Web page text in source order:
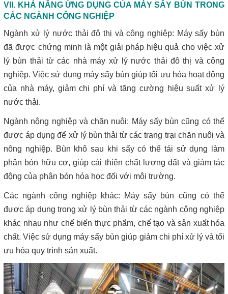
VII. KHẢ NĂNG ỨNG DỤNG CỦA MÁY SẤY BÙN TRONG
CÁC NGÀNH CÔNG NGHIỆP
Ngành xử lý nước thải đô thị và công nghiệp: Máy sấy bùn
đã được chứng minh là một giải pháp hiệu quả cho việc xử
lý bùn thải từ các nhà máy xử lý nước thải đô thị và công
nghiệp. Việc sử dụng máy sấy bùn giúp tối ưu hóa hoạt động
của nhà máy, giảm chi phí và tăng cường hiệu suất xử lý
nước thải.
Ngành nông nghiệp và chăn nuôi: Máy sấy bùn cũng có thể
được áp dụng để xử lý bùn thải từ các trang trại chăn nuôi và
nông nghiệp. Bùn khô sau khi sấy có thể tái sử dụng làm
phân bón hữu cơ, giúp cải thiện chất lượng đất và giảm tác
động của phân bón hóa học đối với môi trường.
Các ngành công nghiệp khác: Máy sấy bùn cũng có thể
được áp dụng trong xử lý bùn thải từ các ngành công nghiệp
khác nhau như chế biến thực phẩm, chế tạo và sản xuất hóa
chất. Việc sử dụng máy sấy bùn giúp giảm chi phí xử lý và tối
ưu hóa quy trình sản xuất.